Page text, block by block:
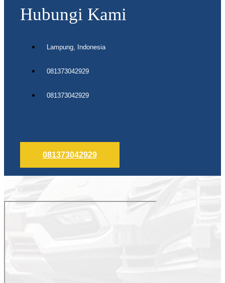
Hubungi Kami
Lampung, Indonesia
081373042929
081373042929
081373042929